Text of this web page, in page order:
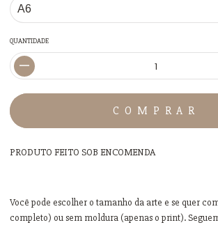
QUANTIDADE
PRODUTO FEITO SOB ENCOMENDA
Você pode escolher o tamanho da arte e se quer
completo) ou sem moldura (apenas o print).